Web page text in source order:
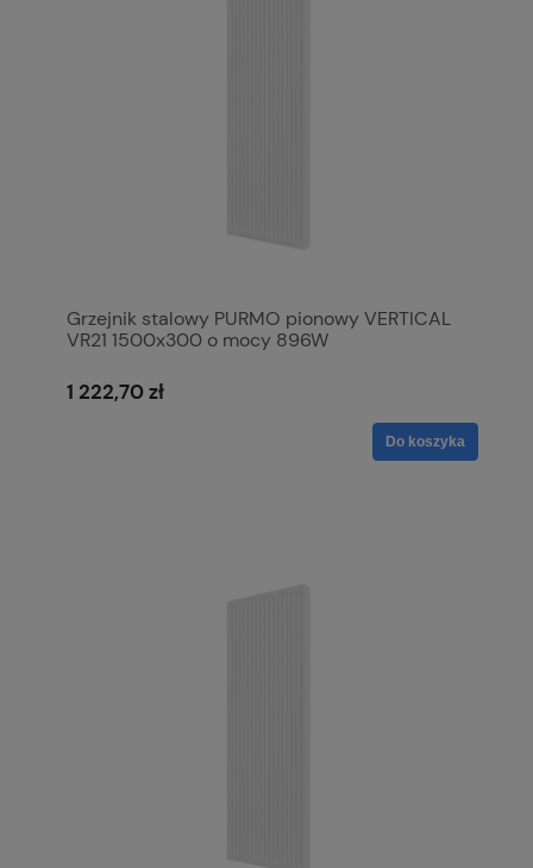
Grzejnik stalowy PURMO pionowy VERTICAL
VR21 1500x300 o mocy 896W
1 222,70 zł
Do koszyka